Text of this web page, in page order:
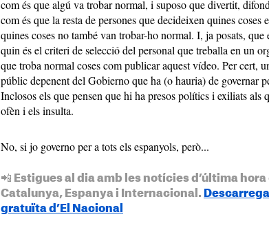
com és que algú va trobar normal, i suposo que divertit,
com és que la resta de persones que decideixen quines coses
quines coses no també van trobar-ho normal. I, ja posats, que
quin és el criteri de selecció del personal que treballa en un
que troba normal coses com publicar aquest vídeo. Per cert,
públic depenent del Gobierno que ha (o hauria) de governar
Inclosos els que pensen que hi ha presos polítics i exiliats als
ofèn i els insulta.
No, si jo governo per a tots els espanyols, però...
📲 Estigues al dia amb les notícies d’última hora
Catalunya, Espanya i Internacional.
gratuïta d’El Nacional